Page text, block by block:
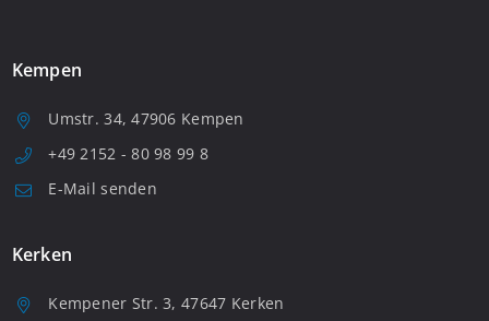
Kempen
Umstr. 34, 47906 Kempen
+49 2152 - 80 98 99 8
E-Mail senden
Kerken
Kempener Str. 3, 47647 Kerken